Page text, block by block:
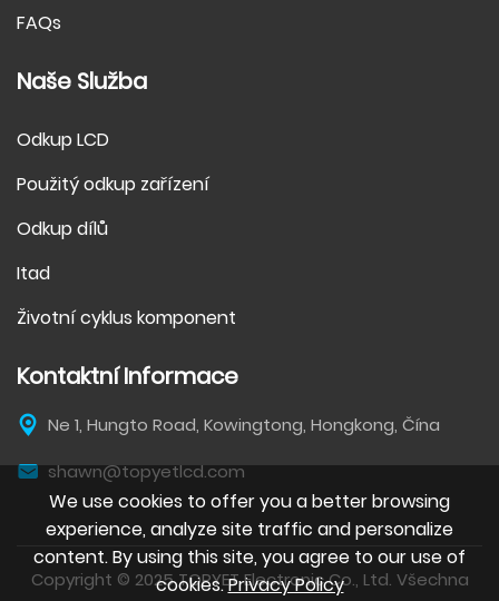
FAQs
Naše Služba
Odkup LCD
Použitý odkup zařízení
Odkup dílů
Itad
Životní cyklus komponent
Kontaktní Informace
Ne 1, Hungto Road, Kowingtong, Hongkong, Čína
shawn@topyetlcd.com
Copyright © 2025 TOPYET Electronic Co., Ltd. Všechna
We use cookies to offer you a better browsing
experience, analyze site traffic and personalize
content. By using this site, you agree to our use of
cookies.Privacy Policy